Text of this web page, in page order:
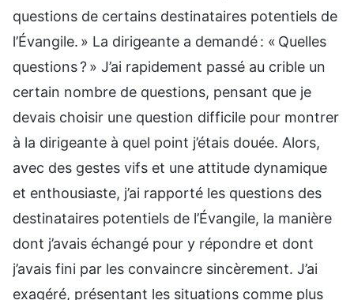
questions de certains destinataires potentiels de
l’Évangile. » La dirigeante a demandé : « Quelles
questions ? » J’ai rapidement passé au crible un
certain nombre de questions, pensant que je
devais choisir une question difficile pour montrer
à la dirigeante à quel point j’étais douée. Alors,
avec des gestes vifs et une attitude dynamique
et enthousiaste, j’ai rapporté les questions des
destinataires potentiels de l’Évangile, la manière
dont j’avais échangé pour y répondre et dont
j’avais fini par les convaincre sincèrement. J’ai
exagéré, présentant les situations comme plus